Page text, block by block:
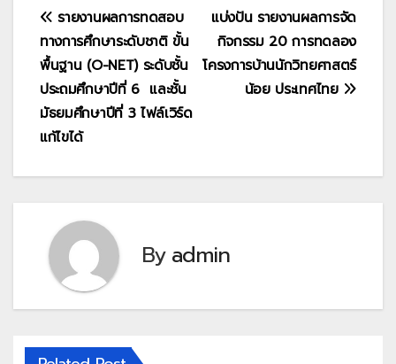
แนะแนว
เรื่อง
แบ่งปัน รายงานผลการจัด
กิจกรรม 20 การทดลอง
โครงการบ้านนักวิทยศาสตร์
น้อย ประเทศไทย
รายงานผลการทดสอบ
ทางการศึกษาระดับชาติ ขั้น
พื้นฐาน (O-NET) ระดับชั้น
ประถมศึกษาปีที่ 6 และชั้น
มัธยมศึกษาปีที่ 3 ไฟล์เวิร์ด
แก้ไขได้
Byadmin